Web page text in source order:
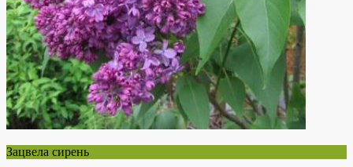
Зацвела сирень